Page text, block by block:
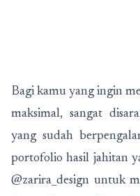
Bagi kamu yang ingin
maksimal, sangat
yang sudah
portofolio hasil jahitan
@zarira_design untuk